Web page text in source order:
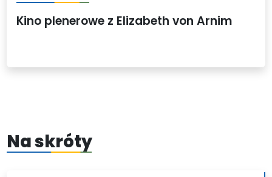
Kino plenerowe z Elizabeth von Arnim
Na skróty